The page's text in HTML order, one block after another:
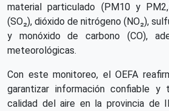
material particulado (PM10 y
(SO₂), dióxido de nitrógeno (NO₂),
y monóxido de carbono (CO),
meteorológicas.
Con este monitoreo, el OEFA
garantizar información confiable y
calidad del aire en la provincia de